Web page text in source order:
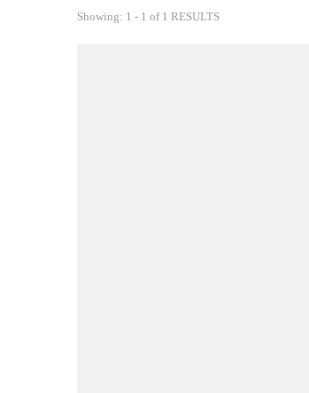
Showing: 1 - 1 of 1 RESULTS